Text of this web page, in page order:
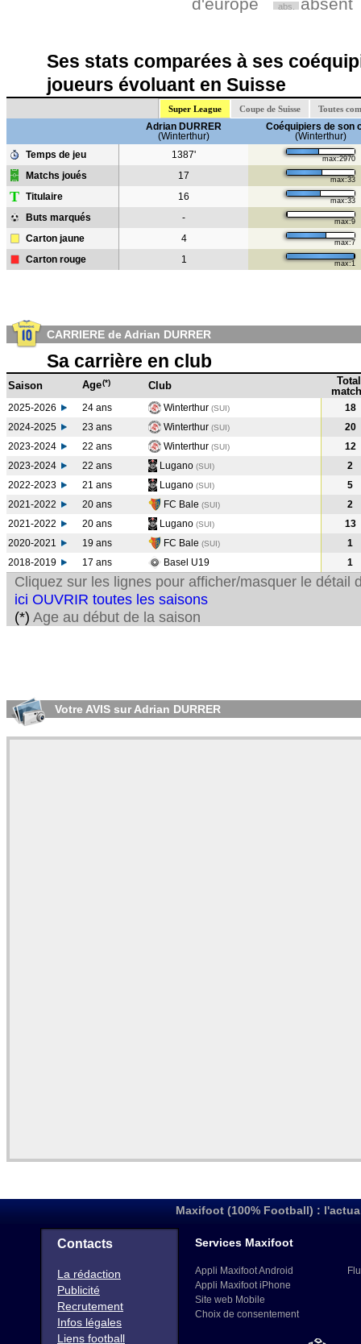
d'europe
abs. absent
Ses stats comparées à ses
joueurs évoluant en Suisse
Super League Coupe de Suisse Toutes
Adrian DURRER
(Winterthur)
Coéquipiers de son
(Winterthur)
Temps de jeu
1387' max:2970
Matchs joués 17 max:33
T Titulaire 16 max:33
Buts marqués - max:9
Carton jaune 4 max:7
Carton rouge 1 max:1
CARRIERE de Adrian DURRER
Sa carrière en club
Saison Age(*) Club
Total
2025-2026 24 ans Winterthur (SUI)
18
2024-2025
23 ans Winterthur (SUI)
20
2023-2024
22 ans Winterthur (SUI)
12
2023-2024
22 ans Lugano (SUI)
2
2022-2023
21 ans Lugano (SUI)
5
2021-2022
20 ans FC Bale (SUI)
2
2021-2022
20 ans Lugano (SUI)
13
2020-2021
19 ans FC Bale (SUI)
1
2018-2019
17 ans Basel U19 1
Cliquez sur les lignes pour afficher/masquer le détail
ici OUVRIR toutes les saisons
(*) Age au début de la saison
Votre AVIS sur Adrian DURRER
Maxifoot (100% Football) :
Contacts
La rédaction
Publicité
Recrutement
Infos légales
Liens football
Services Maxifoot
Appli Maxifoot Android
Appli Maxifoot iPhone
Site web Mobile
Choix de consentement